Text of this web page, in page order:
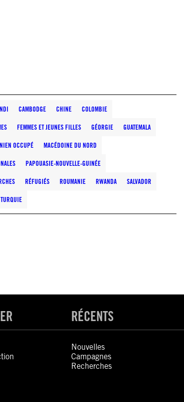
CAMBODGE CHINE COLOMBIE
FEMMES ET JEUNES FILLES GÉORGIE GUATEMALA
OCCUPÉ MACÉDOINE DU NORD
PAPOUASIE-NOUVELLE-GUINÉE
RÉFUGIÉS ROUMANIE RWANDA SALVADOR
TURQUIE
RÉCENTS
Nouvelles
Campagnes
Recherches